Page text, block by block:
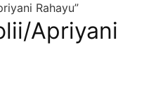
Rahayu”
Apriyani